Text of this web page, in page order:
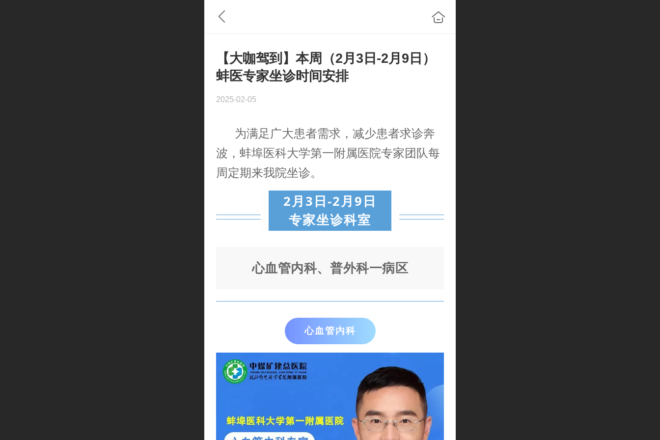
【大咖驾到】本周（2月3日-2月9日）
蚌医专家坐诊时间安排
2025-02-05
为满足广大患者需求，减少患者求诊奔
波，蚌埠医科大学第一附属医院专家团队每
周定期来我院坐诊。
2月3日-2月9日
专家坐诊科室
心血管内科、 普外科一病区
心血管内科